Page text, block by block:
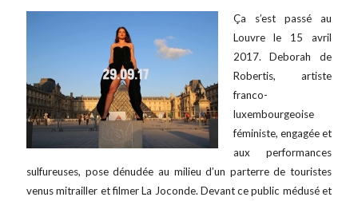
Ça s’est passé au
Louvre le 15 avril
2017. Deborah de
Robertis, artiste
franco-
luxembourgeoise
féministe, engagée et
aux performances
sulfureuses, pose dénudée au milieu d’un parterre de touristes
venus mitrailler et filmer La Joconde. Devant ce public médusé et